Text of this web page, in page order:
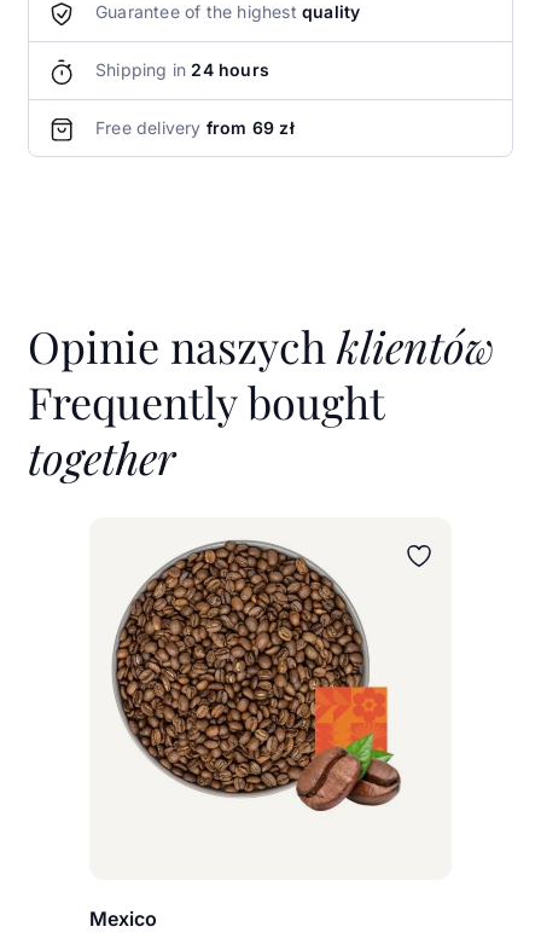
Guarantee of the highest quality
Shipping in 24 hours
Free delivery from 69 zł
Opinie naszych klientów
Frequently bought
together
Mexico